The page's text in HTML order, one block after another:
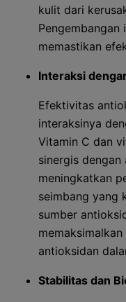
kulit dari
Pengembangan
memastikan
Interaksi
Efektivitas
interaksinya
Vitamin C dan
sinergis
meningkatkan
seimbang yang
sumber
antioksidan
Stabilitas dan